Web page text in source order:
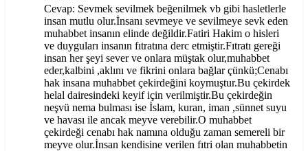
Cevap: Sevmek sevilmek beğenilmek vb gibi hasletlerle
insan mutlu olur.İnsanı sevmeye ve sevilmeye sevk eden
muhabbet insanın elinde değildir.Fatiri Hakim o hisleri
ve duyguları insanın fıtratına derc etmiştir.Fıtratı gereği
insan her şeyi sever ve onlara müştak olur,muhabbet
eder,kalbini ,aklını ve fikrini onlara bağlar çünkü;Cenabı
hak insana muhabbet çekirdeğini koymuştur.Bu çekirdek
helal dairesindeki keyif için verilmiştir.Bu çekirdeğin
neşvü nema bulması ise İslam, kuran, iman ,sünnet suyu
ve havası ile ancak meyve verebilir.O muhabbet
çekirdeği cenabı hak namına olduğu zaman semereli bir
meyve olur.İnsan kendisine verilen fıtri olan muhabbetin